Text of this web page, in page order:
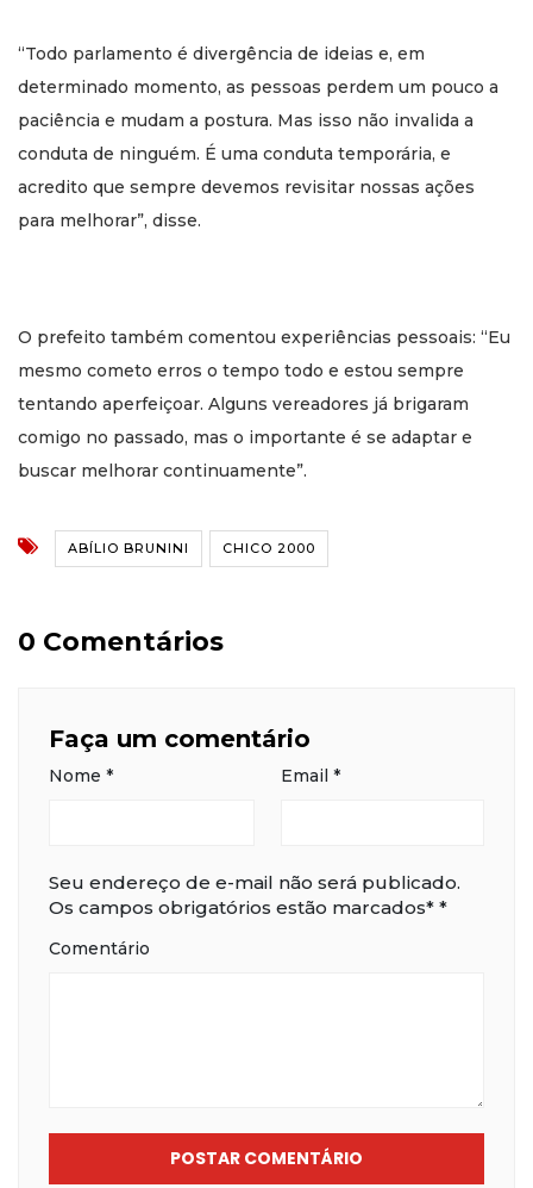
“Todo parlamento é divergência de ideias e, em
determinado momento, as pessoas perdem um pouco a
paciência e mudam a postura. Mas isso não invalida a
conduta de ninguém. É uma conduta temporária, e
acredito que sempre devemos revisitar nossas ações
para melhorar”, disse.
O prefeito também comentou experiências pessoais: “Eu
mesmo cometo erros o tempo todo e estou sempre
tentando aperfeiçoar. Alguns vereadores já brigaram
comigo no passado, mas o importante é se adaptar e
buscar melhorar continuamente”.
ABÍLIO BRUNINI CHICO 2000
0 Comentários
Faça um comentário
Nome * Email *
Seu endereço de e-mail não será publicado.
Os campos obrigatórios estão marcados* *
Comentário
POSTAR COMENTÁRIO